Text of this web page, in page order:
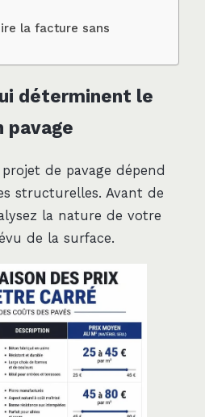
la facture sans
déterminent le
pavage
de pavage dépend
structurelles. Avant de
la nature de votre
de la surface.